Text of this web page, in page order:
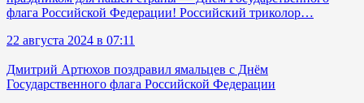
флага Российской Федерации! Российский триколор…
22 августа 2024 в 07:11
Дмитрий Артюхов поздравил ямальцев с Днём
Государственного флага Российской Федерации